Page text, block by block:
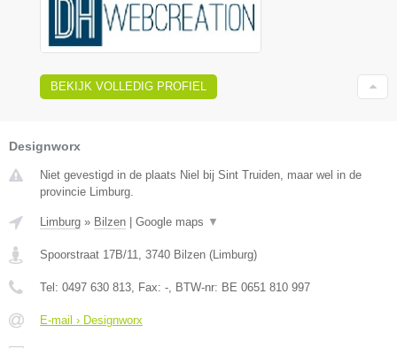
BEKIJK VOLLEDIG PROFIEL
Designworx
Niet gevestigd in de plaats Niel bij Sint Truiden, maar wel in de
provincie Limburg.
Limburg » Bilzen Google maps ▼
Spoorstraat 17B/11, 3740 Bilzen (Limburg)
Tel: 0497 630 813, Fax: -, BTW-nr: BE 0651 810 997
E-mail › Designworx